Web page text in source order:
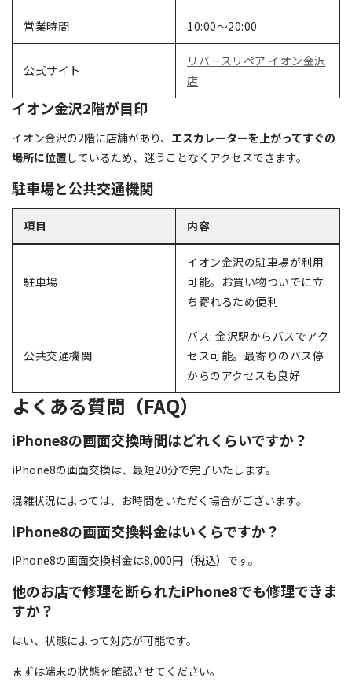
営業時間 10:00～20:00
公式サイト
リバースリペア イオン金沢
店
イオン金沢2階が目印
イオン金沢の2階に店舗があり、 エスカレーターを上がってすぐの
場所に位置 しているため、迷うことなくアクセスできます。
駐車場と公共交通機関
項目 内容
駐車場
イオン金沢の駐車場が利用
可能。お買い物ついでに立
ち寄れるため便利
公共交通機関
バス: 金沢駅からバスでアク
セス可能。最寄りのバス停
からのアクセスも良好
よくある質問（FAQ）
iPhone8の画面交換時間はどれくらいですか？
iPhone8の画面交換は、最短20分で完了いたします。
混雑状況によっては、お時間をいただく場合がございます。
iPhone8の画面交換料金はいくらですか？
iPhone8の画面交換料金は8,000円（税込）です。
他のお店で修理を断られたiPhone8でも修理できま
すか？
はい、状態によって対応が可能です。
まずは端末の状態を確認させてください。